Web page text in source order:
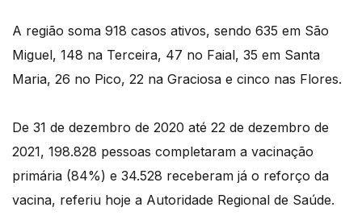
A região soma 918 casos ativos, sendo 635 em São
Miguel, 148 na Terceira, 47 no Faial, 35 em Santa
Maria, 26 no Pico, 22 na Graciosa e cinco nas Flores.
De 31 de dezembro de 2020 até 22 de dezembro de
2021, 198.828 pessoas completaram a vacinação
primária (84%) e 34.528 receberam já o reforço da
vacina, referiu hoje a Autoridade Regional de Saúde.